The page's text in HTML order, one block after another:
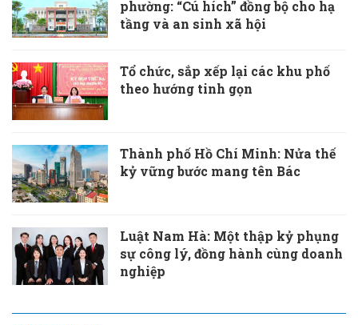
phường: “Cú hích” đồng bộ cho hạ
tầng và an sinh xã hội
Tổ chức, sắp xếp lại các khu phố
theo hướng tinh gọn
Thành phố Hồ Chí Minh: Nửa thế
kỷ vững bước mang tên Bác
Luật Nam Hà: Một thập kỷ phụng
sự công lý, đồng hành cùng doanh
nghiệp